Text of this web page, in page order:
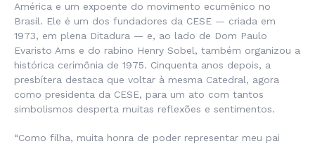
América e um expoente do movimento ecumênico no
Brasil. Ele é um dos fundadores da CESE — criada em
1973, em plena Ditadura — e, ao lado de Dom Paulo
Evaristo Arns e do rabino Henry Sobel, também organizou a
histórica cerimônia de 1975. Cinquenta anos depois, a
presbítera destaca que voltar à mesma Catedral, agora
como presidenta da CESE, para um ato com tantos
simbolismos desperta muitas reflexões e sentimentos.
“Como filha, muita honra de poder representar meu pai